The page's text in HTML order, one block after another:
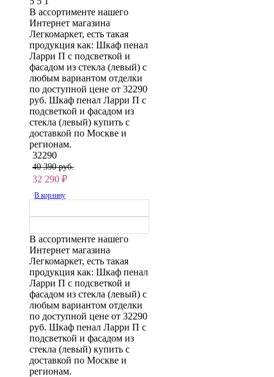
В ассортименте нашего
Интернет магазина
Легкомаркет, есть такая
продукция как: Шкаф пенал
Ларри П с подсветкой и
фасадом из стекла (левый) с
любым вариантом отделки
по доступной цене от 32290
руб. Шкаф пенал Ларри П с
подсветкой и фасадом из
стекла (левый) купить с
доставкой по Москве и
регионам.
32290
40 390 руб.
32 290 ₽
В корзину
В ассортименте нашего
Интернет магазина
Легкомаркет, есть такая
продукция как: Шкаф пенал
Ларри П с подсветкой и
фасадом из стекла (левый) с
любым вариантом отделки
по доступной цене от 32290
руб. Шкаф пенал Ларри П с
подсветкой и фасадом из
стекла (левый) купить с
доставкой по Москве и
регионам.